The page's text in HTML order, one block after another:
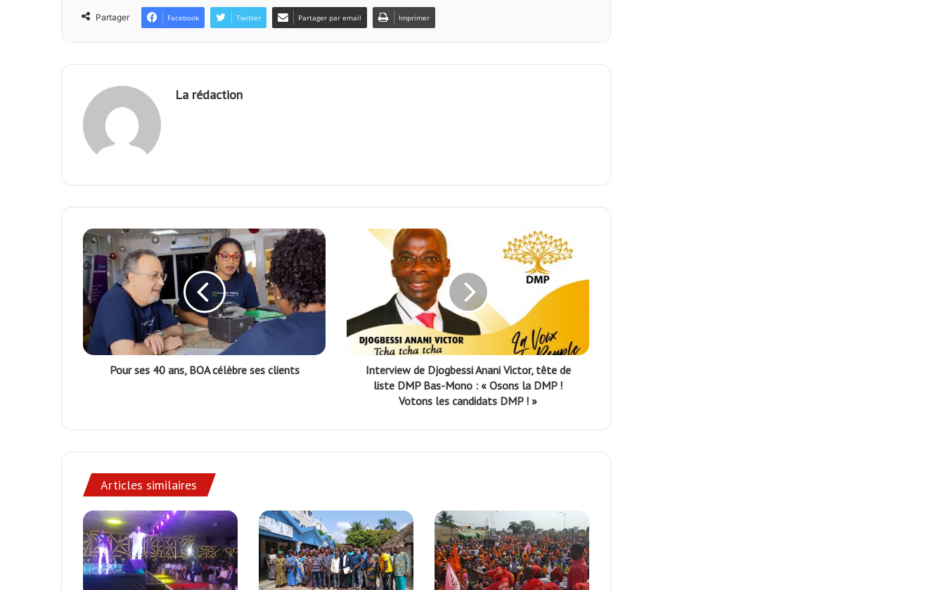
Partager Facebook Twitter Partager par email Imprimer
La rédaction
Pour ses 40 ans, BOA célèbre ses clients
Interview de Djogbessi Anani Victor, tête de
liste DMP Bas-Mono : « Osons la DMP !
Votons les candidats DMP ! »
Articles similaires